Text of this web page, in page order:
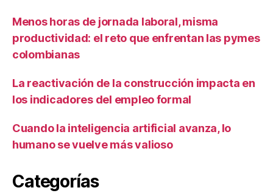
Menos horas de jornada laboral, misma
productividad: el reto que enfrentan las pymes
colombianas
La reactivación de la construcción impacta en
los indicadores del empleo formal
Cuando la inteligencia artificial avanza, lo
humano se vuelve más valioso
Categorías